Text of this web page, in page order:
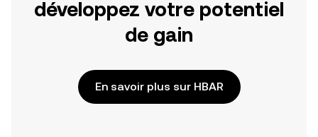
développez votre potentiel
de gain
En savoir plus sur HBAR